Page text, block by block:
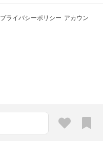
プライバシーポリシー アカウン